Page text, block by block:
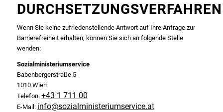
DURCHSETZUNGSVERFAHREN
Wenn Sie keine zufriedenstellende Antwort auf Ihre Anfrage zur
Barrierefreiheit erhalten, können Sie sich an folgende Stelle
wenden:
Sozialministeriumservice
Babenbergerstraße 5
1010 Wien
Telefon: +43 1 711 00
E-Mail: info@sozialministeriumservice.at